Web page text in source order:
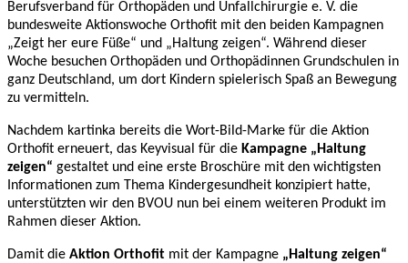
Berufsverband für Orthopäden und Unfallchirurgie e. V. die
bundesweite Aktionswoche Orthofit mit den beiden Kampagnen
„Zeigt her eure Füße“ und „Haltung zeigen“. Während dieser
Woche besuchen Orthopäden und Orthopädinnen Grundschulen in
ganz Deutschland, um dort Kindern spielerisch Spaß an Bewegung
zu vermitteln.
Nachdem kartinka bereits die Wort-Bild-Marke für die Aktion
Orthofit erneuert, das Keyvisual für die Kampagne „Haltung
zeigen“ gestaltet und eine erste Broschüre mit den wichtigsten
Informationen zum Thema Kindergesundheit konzipiert hatte,
unterstützten wir den BVOU nun bei einem weiteren Produkt im
Rahmen dieser Aktion.
Damit die Aktion Orthofit mit der Kampagne „Haltung zeigen“